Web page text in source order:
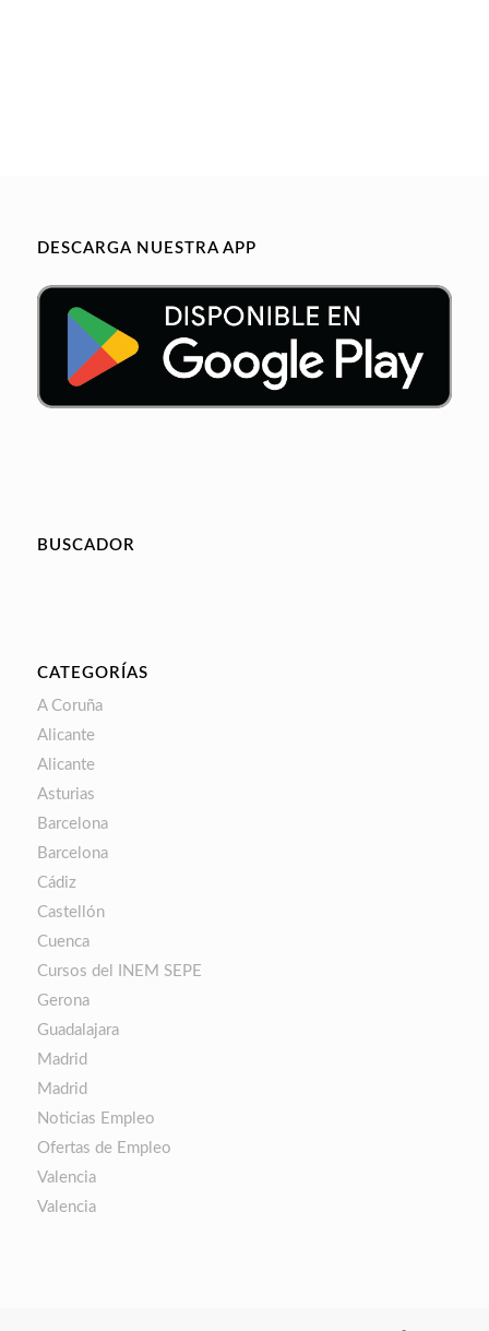
DESCARGA NUESTRA APP
BUSCADOR
CATEGORÍAS
A Coruña
Alicante
Alicante
Asturias
Barcelona
Barcelona
Cádiz
Castellón
Cuenca
Cursos del INEM SEPE
Gerona
Guadalajara
Madrid
Madrid
Noticias Empleo
Ofertas de Empleo
Valencia
Valencia